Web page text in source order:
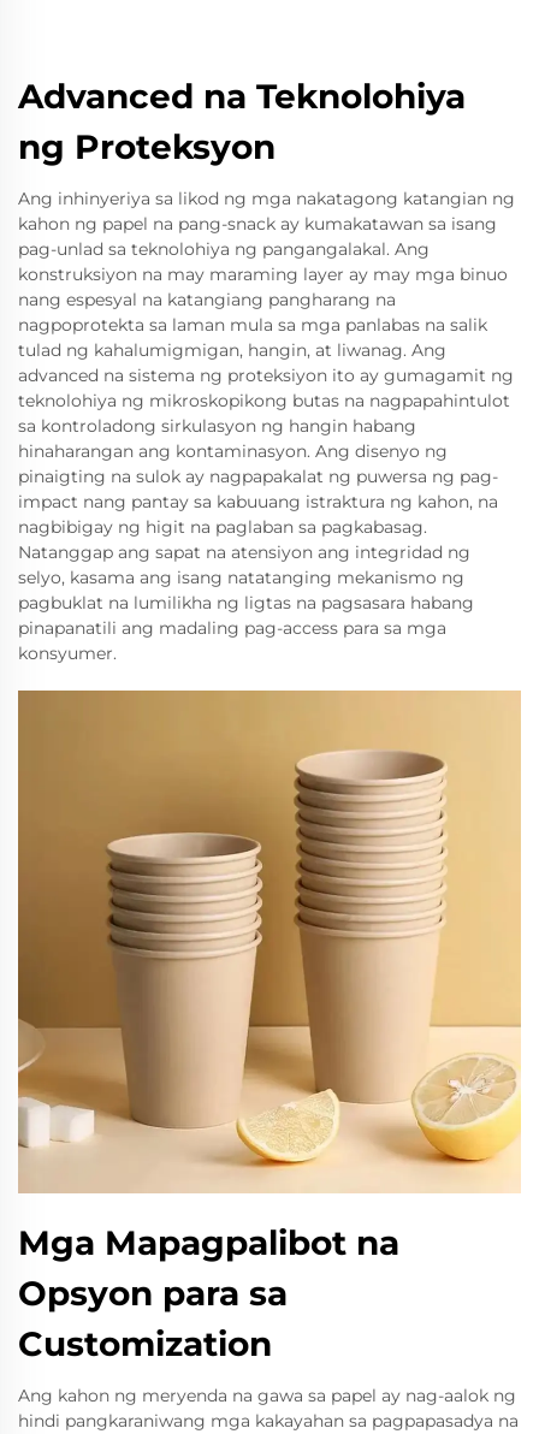
Advanced na Teknolohiya
ng Proteksyon
Ang inhinyeriya sa likod ng mga nakatagong katangian ng
kahon ng papel na pang-snack ay kumakatawan sa isang
pag-unlad sa teknolohiya ng pangangalakal. Ang
konstruksiyon na may maraming layer ay may mga binuo
nang espesyal na katangiang pangharang na
nagpoprotekta sa laman mula sa mga panlabas na salik
tulad ng kahalumigmigan, hangin, at liwanag. Ang
advanced na sistema ng proteksiyon ito ay gumagamit ng
teknolohiya ng mikroskopikong butas na nagpapahintulot
sa kontroladong sirkulasyon ng hangin habang
hinaharangan ang kontaminasyon. Ang disenyo ng
pinaigting na sulok ay nagpapakalat ng puwersa ng pag-
impact nang pantay sa kabuuang istraktura ng kahon, na
nagbibigay ng higit na paglaban sa pagkabasag.
Natanggap ang sapat na atensiyon ang integridad ng
selyo, kasama ang isang natatanging mekanismo ng
pagbuklat na lumilikha ng ligtas na pagsasara habang
pinapanatili ang madaling pag-access para sa mga
konsyumer.
Mga Mapagpalibot na
Opsyon para sa
Customization
Ang kahon ng meryenda na gawa sa papel ay nag-aalok ng
hindi pangkaraniwang mga kakayahan sa pagpapasadya na